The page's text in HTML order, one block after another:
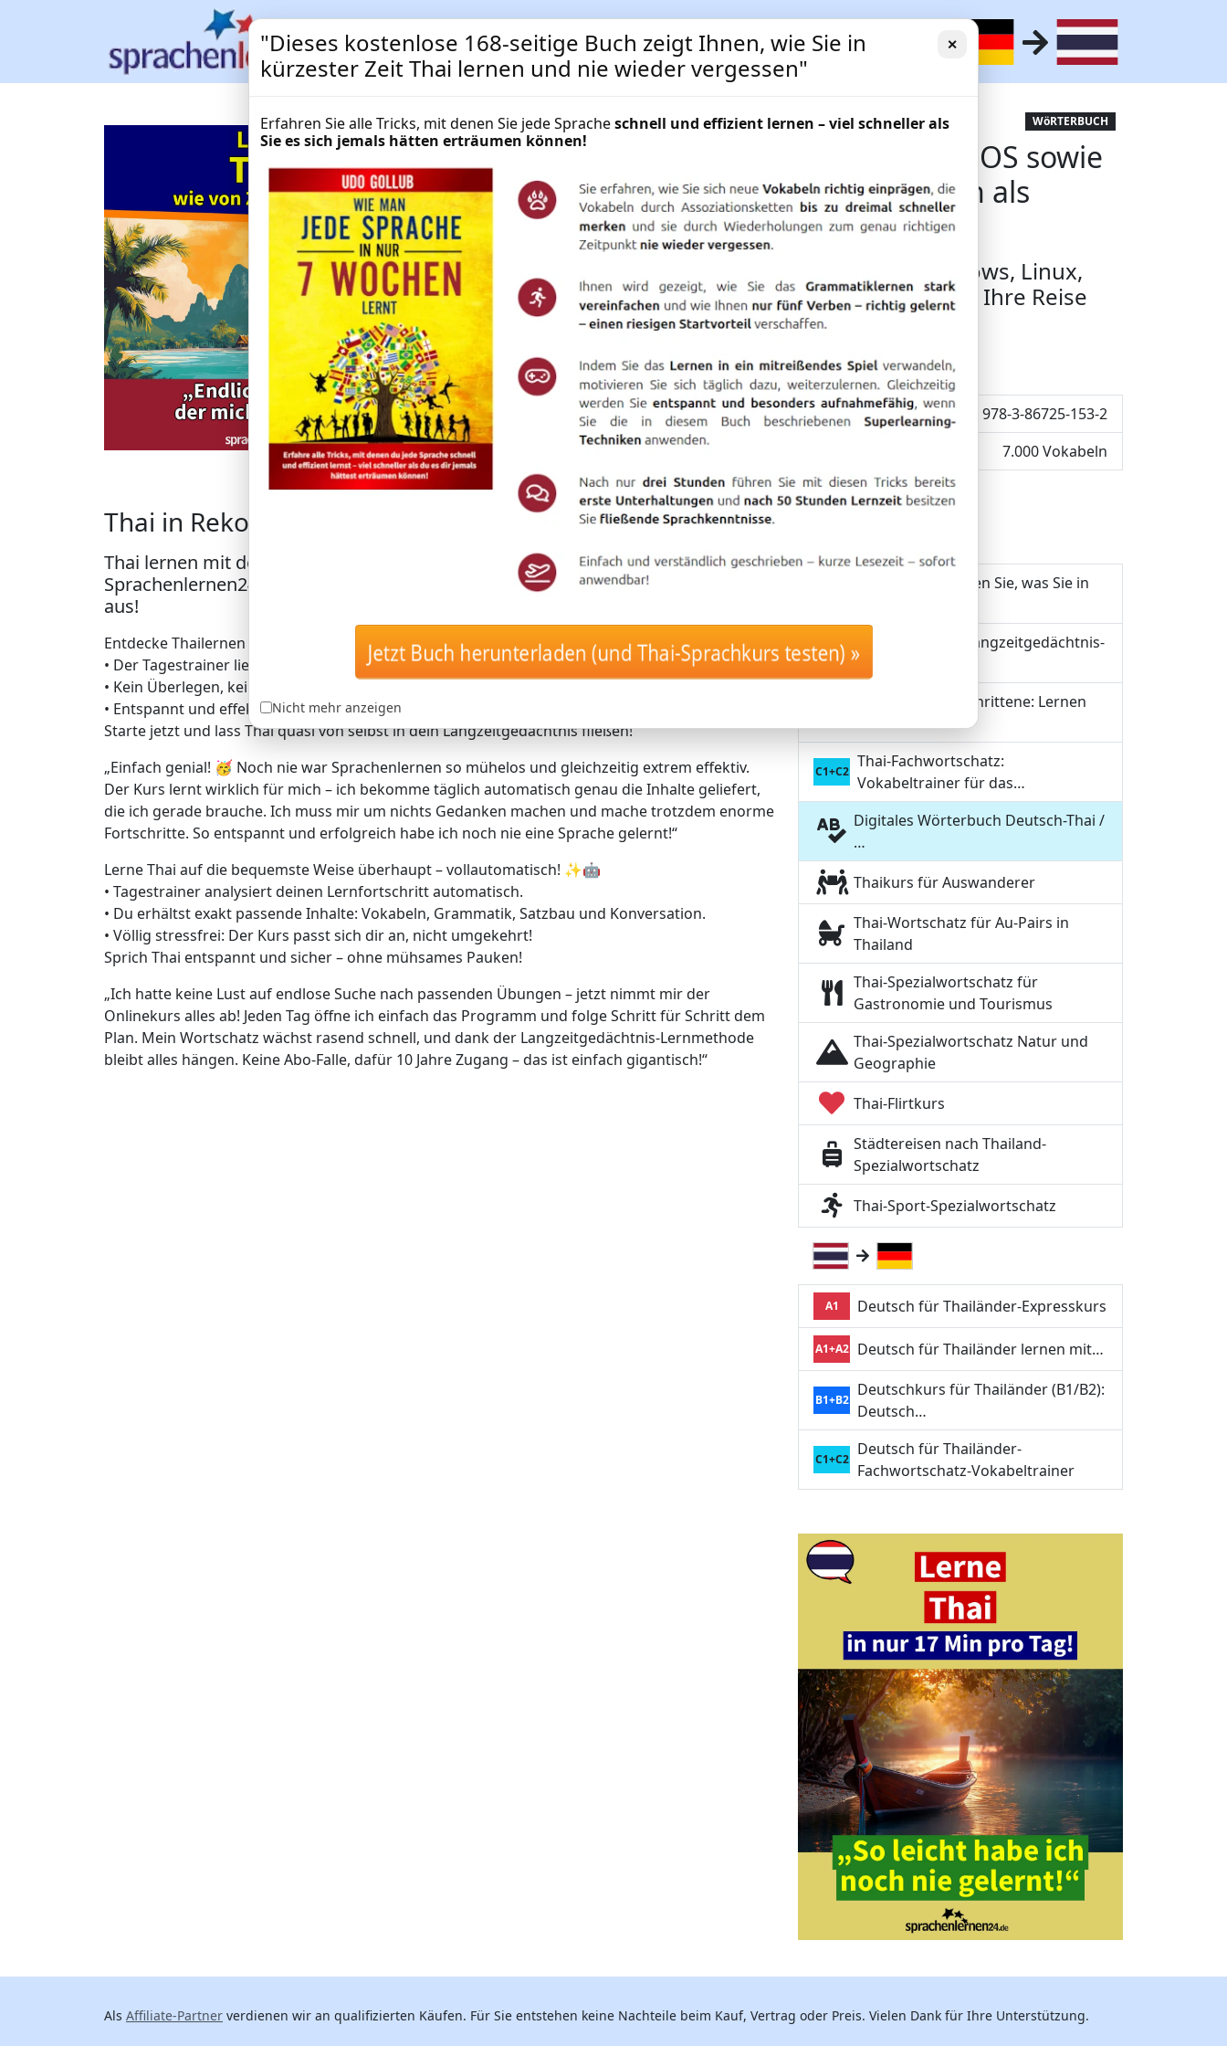
WöRTERBUCH
Digitales Wörterbuch Deutsch-Thai /
Thai-Deutsch für Windows, Linux, Mac OS sowie
für Pocket PCs und Smartphones. Auch als
Download erhältlich
Wörterbuch Deutsch-Thai / Thai-Deutsch für Windows, Linux,
Mac OS sowie für Pocket PCs und Smartphones für Ihre Reise
nach Thailand
NUR 19.95 €
Mehr Informationen
ISBN: 978-3-86725-153-2
7.000 Vokabeln
Thai in Rekordzeit – mit nur 17 Minuten pro Tag! 🌟
Thai lernen mit der einzigartigen Langzeitgedächtnis-Lernmethode von
Sprachenlernen24: Lerne Thai, ohne es jemals wieder zu vergessen. Probier’s
aus!
Entdecke Thailernen auf geniale Art – vollautomatisch und stressfrei! 🤖🚀
• Der Tagestrainer liefert dir täglich genau die Inhalte, die perfekt zu deinem Lernstand passen.
• Kein Überlegen, keine Zeitverschwendung – der Kurs erkennt automatisch, was du brauchst.
• Entspannt und effektiv zu bis zu 5.000 dauerhaft gespeicherten Vokabeln.
Starte jetzt und lass Thai quasi von selbst in dein Langzeitgedächtnis fließen!
„Einfach genial! 🥳 Noch nie war Sprachenlernen so mühelos und gleichzeitig extrem effektiv.
Der Kurs lernt wirklich für mich – ich bekomme täglich automatisch genau die Inhalte geliefert,
die ich gerade brauche. Ich muss mir um nichts Gedanken machen und mache trotzdem enorme
Fortschritte. So entspannt und erfolgreich habe ich noch nie eine Sprache gelernt!“
Lerne Thai auf die bequemste Weise überhaupt – vollautomatisch! ✨🤖
• Tagestrainer analysiert deinen Lernfortschritt automatisch.
• Du erhältst exakt passende Inhalte: Vokabeln, Grammatik, Satzbau und Konversation.
• Völlig stressfrei: Der Kurs passt sich dir an, nicht umgekehrt!
Sprich Thai entspannt und sicher – ohne mühsames Pauken!
„Ich hatte keine Lust auf endlose Suche nach passenden Übungen – jetzt nimmt mir der
Onlinekurs alles ab! Jeden Tag öffne ich einfach das Programm und folge Schritt für Schritt dem
Plan. Mein Wortschatz wächst rasend schnell, und dank der Langzeitgedächtnis-Lernmethode
bleibt alles hängen. Keine Abo-Falle, dafür 10 Jahre Zugang – das ist einfach gigantisch!“
Thai lernen: Lernen Sie, was Sie in
A1+A2
Thai lernen mit Langzeitgedächtnis-
Methode
Thai für Fortgeschrittene: Lernen
Sie den…
C1+C2
Thai-Fachwortschatz:
Vokabeltrainer für das…
Digitales Wörterbuch Deutsch-Thai /
…
Thaikurs für Auswanderer
Thai-Wortschatz für Au-Pairs in
Thailand
Thai-Spezialwortschatz für
Gastronomie und Tourismus
Thai-Spezialwortschatz Natur und
Geographie
Thai-Flirtkurs
Städtereisen nach Thailand-
Spezialwortschatz
Thai-Sport-Spezialwortschatz
A1 Deutsch für Thailänder-Expresskurs
A1+A2 Deutsch für Thailänder lernen mit…
B1+B2
Deutschkurs für Thailänder (B1/B2):
Deutsch…
C1+C2
Deutsch für Thailänder-
Fachwortschatz-Vokabeltrainer
Als Affiliate-Partner verdienen wir an qualifizierten Käufen. Für Sie entstehen keine Nachteile beim Kauf, Vertrag oder Preis. Vielen Dank für Ihre Unterstützung.
"Dieses kostenlose 168-seitige Buch zeigt Ihnen, wie Sie in
kürzester Zeit Thai lernen und nie wieder vergessen"
✕
Erfahren Sie alle Tricks, mit denen Sie jede Spracheschnell und effizient lernen – viel schneller als
Sie es sich jemals hätten erträumen können!
Jetzt Buch herunterladen (und Thai-Sprachkurs testen) »
Nicht mehr anzeigen